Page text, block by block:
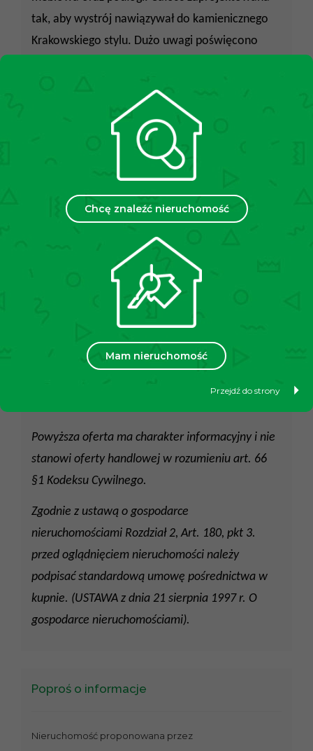
Chcę znaleźć nieruchomość
Mam nieruchomość
Przejdź do strony
tak, aby wystrój nawiązywał do kamienicznego
Krakowskiego stylu. Dużo uwagi poświęcono
Idealny – gruntownie
odrestaurowana klasyczna kamienica z licznymi
zdobieniami. Remont obejmował kompletną
odnowę struktury budynku, w tym wymianę
wszystkich instalacji, remont części wspólnych
oraz adaptację poddasza.
Nieruchomość znajduje się w jednej z
najbardziej pożądanych lokalizacji w Krakowie,
ulokowany niedaleko Wawelu, Rynku Głównego,
Do najbliższego przystanku komunikacji miejskiej
w 5 minut. W pobliżu sporo sklepów i usług,
niedaleko znajdują się główne krakowskie
Powyższa oferta ma charakter informacyjny i nie
stanowi oferty handlowej w rozumieniu art. 66
§1 Kodeksu Cywilnego.
Zgodnie z ustawą o gospodarce
nieruchomościami Rozdział 2, Art. 180, pkt 3.
przed oglądnięciem nieruchomości należy
podpisać standardową umowę pośrednictwa w
kupnie. (USTAWA z dnia 21 sierpnia 1997 r. O
gospodarce nieruchomościami).
Poproś o informacje
Nieruchomość proponowana przez